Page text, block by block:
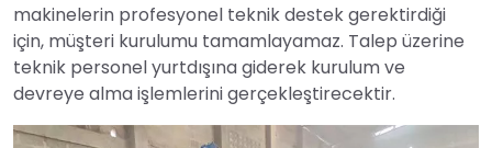
makinelerin profesyonel teknik destek gerektirdiği
için, müşteri kurulumu tamamlayamaz. Talep üzerine
teknik personel yurtdışına giderek kurulum ve
devreye alma işlemlerini gerçekleştirecektir.